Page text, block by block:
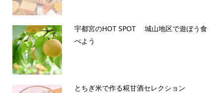
宇都宮のHOT SPOT 城山地区で遊ぼう食
べよう
とちぎ米で作る糀甘酒セレクション